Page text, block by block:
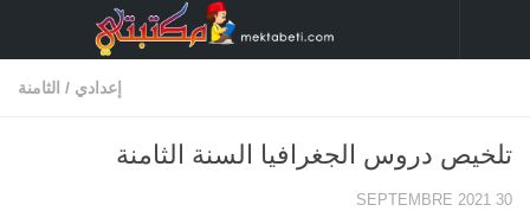
Skip to content
إعدادي / الثامنة
تلخيص دروس الجغرافيا السنة الثامنة
30 SEPTEMBRE 2021